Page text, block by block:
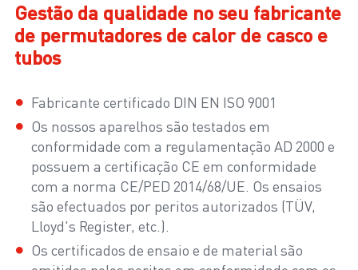
Gestão da qualidade no seu fabricante
de permutadores de calor de casco e
tubos
Fabricante certificado DIN EN ISO 9001
Os nossos aparelhos são testados em
conformidade com a regulamentação AD 2000 e
possuem a certificação CE em conformidade
com a norma CE/PED 2014/68/UE. Os ensaios
são efectuados por peritos autorizados (TÜV,
Lloyd's Register, etc.).
Os certificados de ensaio e de material são